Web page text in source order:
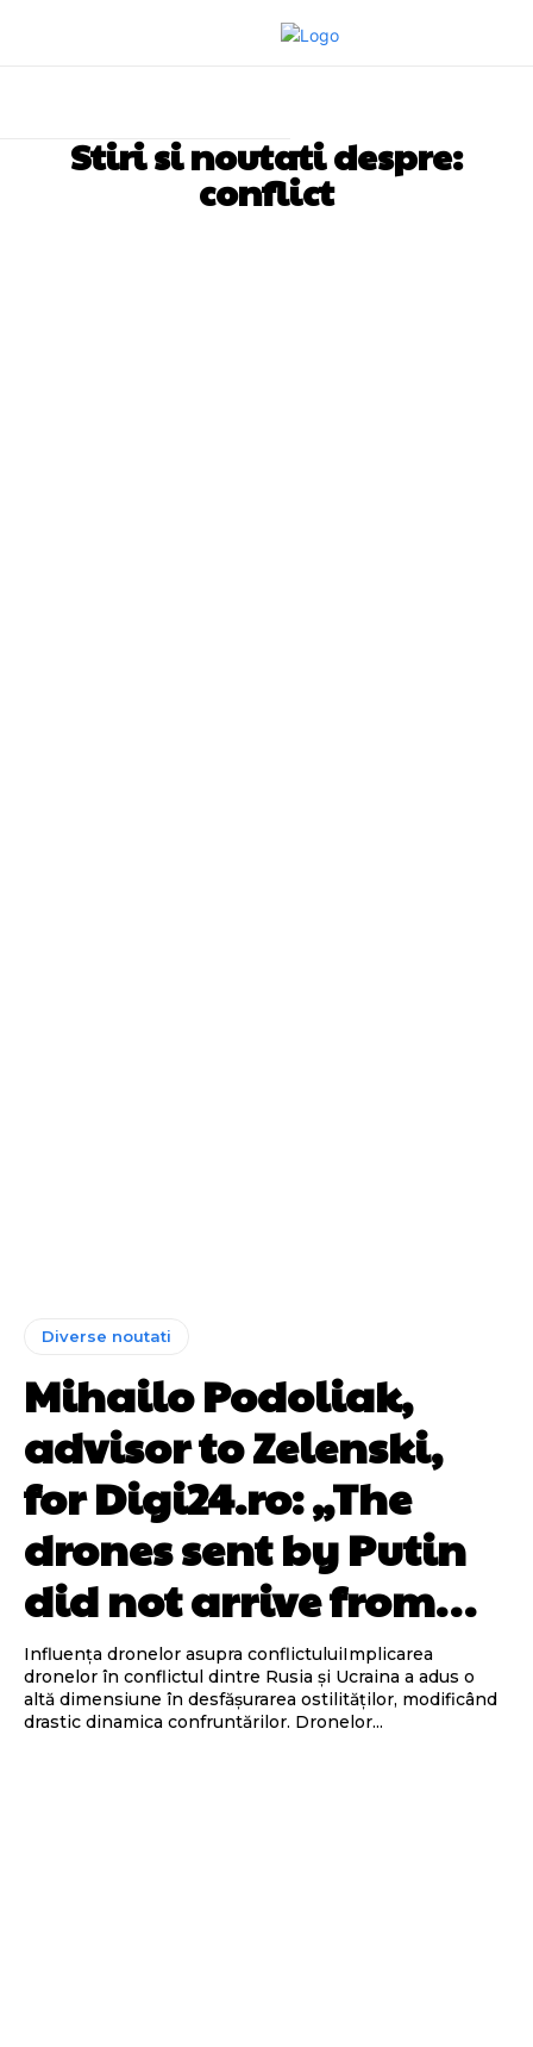
Stiri si noutati despre:
conflict
Diverse noutati
Mihailo Podoliak,
advisor to Zelenski,
for Digi24.ro: „The
drones sent by Putin
did not arrive from…
Influența dronelor asupra conflictuluiImplicarea
dronelor în conflictul dintre Rusia și Ucraina a adus o
altă dimensiune în desfășurarea ostilităților, modificând
drastic dinamica confruntărilor. Dronelor...